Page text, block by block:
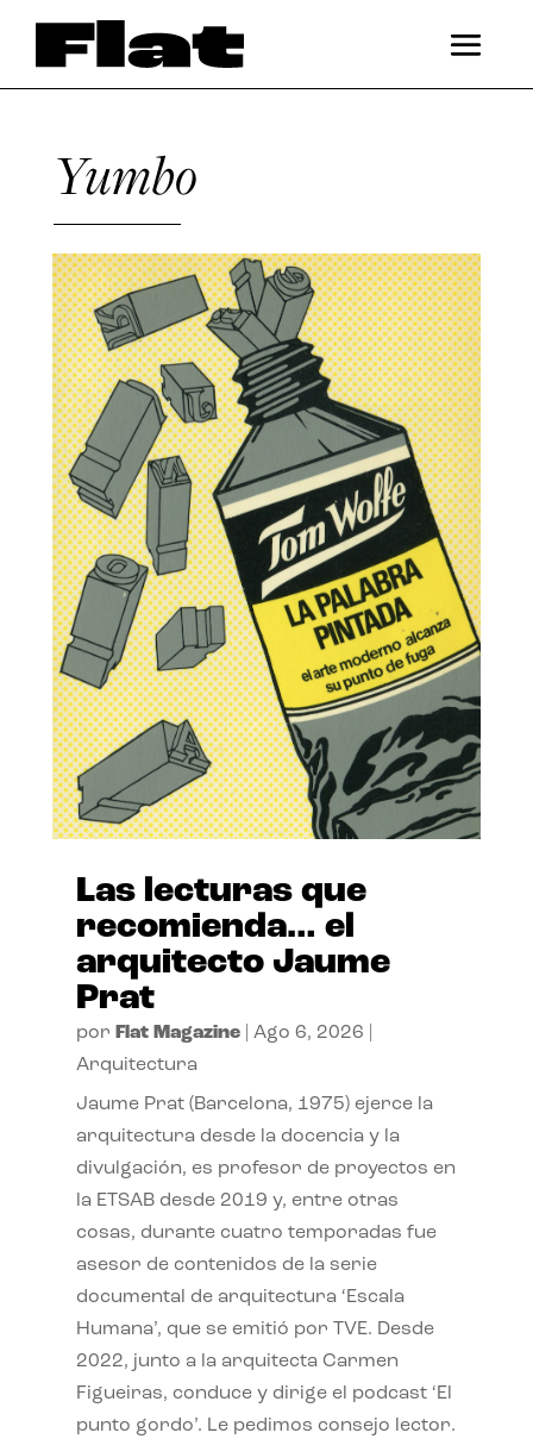
Yumbo
Las lecturas que
recomienda… el
arquitecto Jaume
Prat
por Flat Magazine| Ago 6, 2026
Arquitectura
Jaume Prat (Barcelona, 1975) ejerce la
arquitectura desde la docencia y la
divulgación, es profesor de proyectos en
la ETSAB desde 2019 y, entre otras
cosas, durante cuatro temporadas fue
asesor de contenidos de la serie
documental de arquitectura ‘Escala
Humana’, que se emitió por TVE. Desde
2022, junto a la arquitecta Carmen
Figueiras, conduce y dirige el podcast ‘El
punto gordo’. Le pedimos consejo lector.